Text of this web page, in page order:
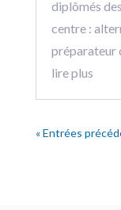
diplômés
centre :
préparateur
lire plus
« Entrées